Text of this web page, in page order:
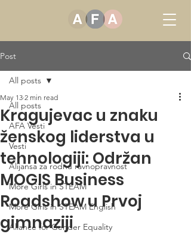
Post
All posts
AFA Vesti
Vesti
Alijansa za rodnu ravnopravnost
More Girls in STEAM
More Girls in STEAM English
Allance for Gender Equality
All posts
Kragujevac u znaku
ženskog liderstva u
tehnologiji: Održan
MOGIS Business
Roadshow u Prvoj
gimnaziji
May 13 2 min read